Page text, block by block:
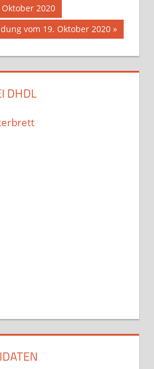
2020
vom 19. Oktober 2020
DHDL